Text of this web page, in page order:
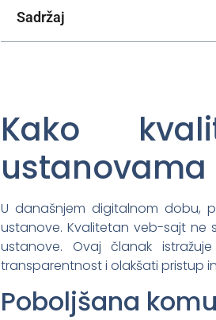
Sadržaj
Kako
ustanovama
U današnjem digitalnom dobu,
ustanove. Kvalitetan veb-sajt
ustanove. Ovaj članak
transparentnost i olakšati pristup
Poboljšana